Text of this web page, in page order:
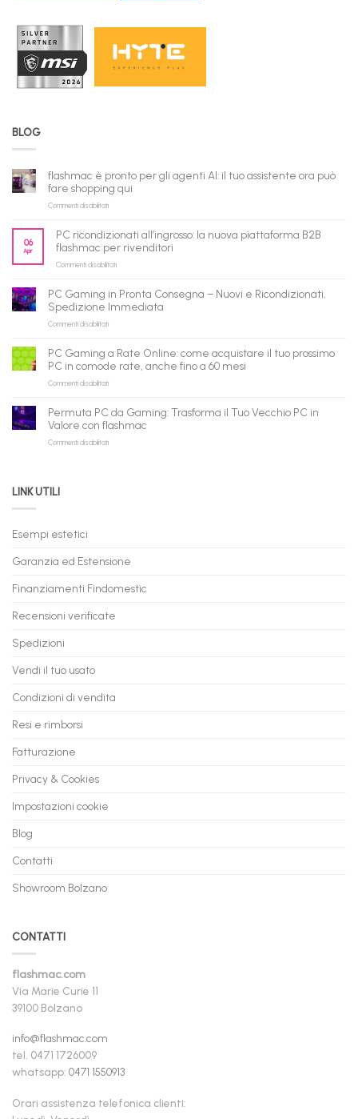
BLOG
flashmac è pronto per gli agenti AI: il tuo assistente ora può
fare shopping qui
Commenti disabilitatisu
pronto
per
gli
AI:
il
tuo
assistente
può
fare
qui
06
Apr
PC ricondizionati all’ingrosso: la nuova piattaforma B2B
flashmac per rivenditori
Commenti disabilitatisu
ricondizionati
all’ingrosso:
la
B2B
per
PC Gaming in Pronta Consegna – Nuovi e Ricondizionati,
Spedizione Immediata
Commenti disabilitatisu
Gaming
in
Pronta
Consegna
Nuovi
Ricondizionati,
Spedizione
PC Gaming a Rate Online: come acquistare il tuo prossimo
PC in comode rate, anche fino a 60 mesi
Commenti disabilitatisu
Gaming
Rate
Online:
anche
a
Permuta PC da Gaming: Trasforma il Tuo Vecchio PC in
Valore con flashmac
Commenti disabilitatisu
in
con
LINK UTILI
Esempi estetici
Garanzia ed Estensione
Finanziamenti Findomestic
Recensioni verificate
Spedizioni
Vendi il tuo usato
Condizioni di vendita
Resi e rimborsi
Fatturazione
Privacy & Cookies
Impostazioni cookie
Blog
Contatti
Showroom Bolzano
CONTATTI
flashmac.com
Via Marie Curie 11
39100 Bolzano
info@flashmac.com
tel. 0471 1726009
whatsapp: 0471 1550913
Orari assistenza telefonica clienti: